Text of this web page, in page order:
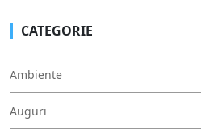
CATEGORIE
Ambiente
Auguri